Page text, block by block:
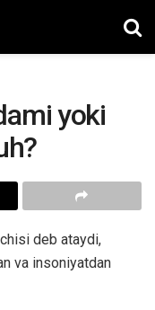
yoki
deb ataydi,
va insoniyatdan